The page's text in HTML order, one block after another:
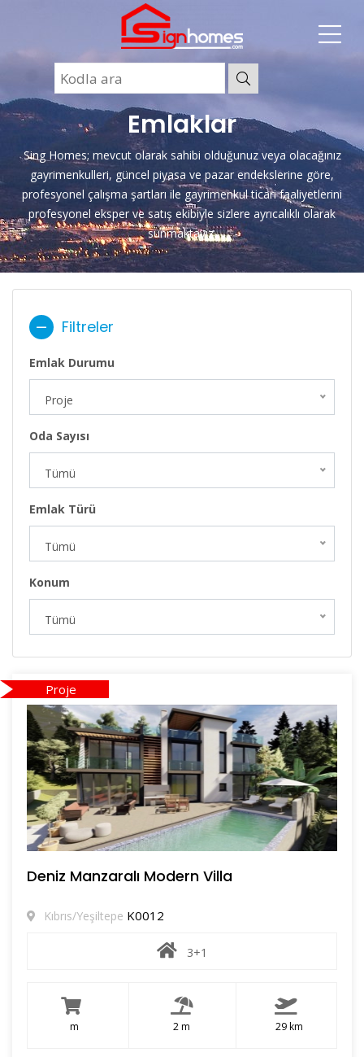
Emlaklar
Sing Homes; mevcut olarak sahibi olduğunuz veya olacağınız
gayrimenkulleri, güncel piyasa ve pazar endekslerine göre,
profesyonel çalışma şartları ile gayrimenkul ticari faaliyetlerini
profesyonel eksper ve satış ekibiyle sizlere ayrıcalıklı olarak
sunmaktayız.
Filtreler
Emlak Durumu
Proje
Oda Sayısı
Tümü
Emlak Türü
Tümü
Konum
Tümü
Proje
Deniz Manzaralı Modern Villa
Kıbrıs/Yeşiltepe K0012
3+1
m 2 m 29 km